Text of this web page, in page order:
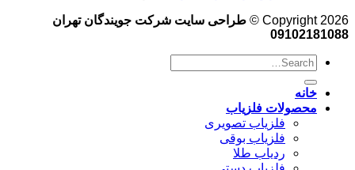
Copyright 2026 ©
طراحی سایت شرکت جویندگان تهران
09102181088
خانه
محصولات فلزیاب
فلزیاب تصویری
فلزیاب بوقی
ردیاب طلا